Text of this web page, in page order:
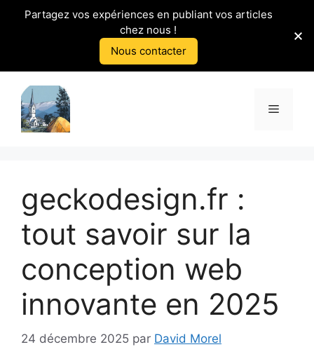
contenu
Menu
geckodesign.fr :
tout savoir sur la
conception web
innovante en 2025
24 décembre 2025 par David Morel
Partagez vos expériences en publiant vos articles
chez nous !
Nous contacter